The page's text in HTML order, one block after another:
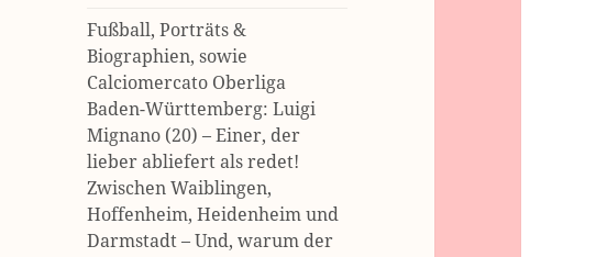
Fußball, Porträts &
Biographien, sowie
Calciomercato Oberliga
Baden-Württemberg: Luigi
Mignano (20) – Einer, der
lieber abliefert als redet!
Zwischen Waiblingen,
Hoffenheim, Heidenheim und
Darmstadt – Und, warum der